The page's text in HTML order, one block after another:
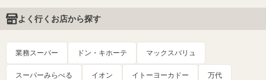
よく行くお店から探す
業務スーパー ドン・キホーテ マックスバリュ
スーパーみらべる イオン イトーヨーカドー 万代